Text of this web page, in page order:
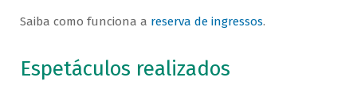
Saiba como funciona a reserva de ingressos.
Espetáculos realizados